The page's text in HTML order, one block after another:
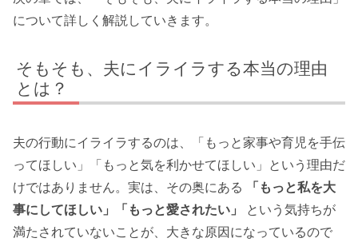
について詳しく解説していきます。
そもそも、夫にイライラする本当の理由
とは？
夫の行動にイライラするのは、「もっと家事や育児を手伝
ってほしい」「もっと気を利かせてほしい」という理由だ
けではありません。実は、その奥にある
「もっと私を大
事にしてほしい」「もっと愛されたい」
という気持ちが
満たされていないことが、大きな原因になっているので